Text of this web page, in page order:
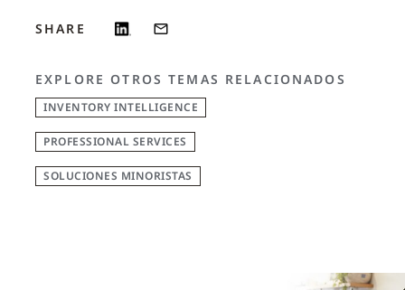
SHARE
EXPLORE OTROS TEMAS RELACIONADOS
INVENTORY INTELLIGENCE
PROFESSIONAL SERVICES
SOLUCIONES MINORISTAS